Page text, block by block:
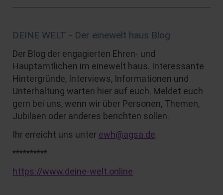
DEINE WELT - Der einewelt haus Blog
Der Blog der engagierten Ehren- und
Hauptamtlichen im einewelt haus. Interessante
Hintergründe, Interviews, Informationen und
Unterhaltung warten hier auf euch. Meldet euch
gern bei uns, wenn wir über Personen, Themen,
Jubiläen oder anderes berichten sollen.
Ihr erreicht uns unter ewh@agsa.de.
**********
https://www.deine-welt.online